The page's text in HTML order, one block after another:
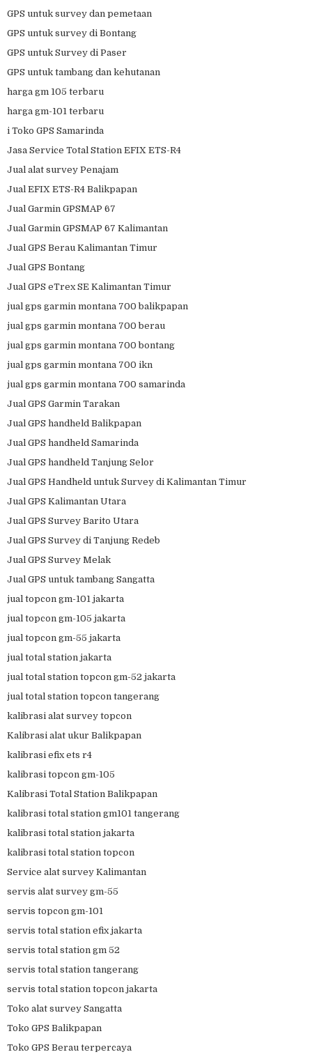
GPS untuk survey dan pemetaan
GPS untuk survey di Bontang
GPS untuk Survey di Paser
GPS untuk tambang dan kehutanan
harga gm 105 terbaru
harga gm-101 terbaru
i Toko GPS Samarinda
Jasa Service Total Station EFIX ETS-R4
Jual alat survey Penajam
Jual EFIX ETS-R4 Balikpapan
Jual Garmin GPSMAP 67
Jual Garmin GPSMAP 67 Kalimantan
Jual GPS Berau Kalimantan Timur
Jual GPS Bontang
Jual GPS eTrex SE Kalimantan Timur
jual gps garmin montana 700 balikpapan
jual gps garmin montana 700 berau
jual gps garmin montana 700 bontang
jual gps garmin montana 700 ikn
jual gps garmin montana 700 samarinda
Jual GPS Garmin Tarakan
Jual GPS handheld Balikpapan
Jual GPS handheld Samarinda
Jual GPS handheld Tanjung Selor
Jual GPS Handheld untuk Survey di Kalimantan Timur
Jual GPS Kalimantan Utara
Jual GPS Survey Barito Utara
Jual GPS Survey di Tanjung Redeb
Jual GPS Survey Melak
Jual GPS untuk tambang Sangatta
jual topcon gm-101 jakarta
jual topcon gm-105 jakarta
jual topcon gm-55 jakarta
jual total station jakarta
jual total station topcon gm-52 jakarta
jual total station topcon tangerang
kalibrasi alat survey topcon
Kalibrasi alat ukur Balikpapan
kalibrasi efix ets r4
kalibrasi topcon gm-105
Kalibrasi Total Station Balikpapan
kalibrasi total station gm101 tangerang
kalibrasi total station jakarta
kalibrasi total station topcon
Service alat survey Kalimantan
servis alat survey gm-55
servis topcon gm-101
servis total station efix jakarta
servis total station gm 52
servis total station tangerang
servis total station topcon jakarta
Toko alat survey Sangatta
Toko GPS Balikpapan
Toko GPS Berau terpercaya